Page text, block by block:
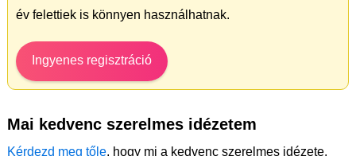
év felettiek is könnyen használhatnak.
Ingyenes regisztráció
Mai kedvenc szerelmes idézetem
Kérdezd meg tőle, hogy mi a kedvenc szerelmes idézete.